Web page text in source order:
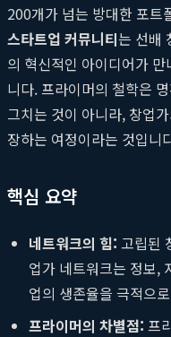
200개가 넘는 방대한 포트
스타트업 커뮤니티는 선배
의 혁신적인 아이디어가
니다. 프라이머의 철학은
그치는 것이 아니라, 창업
장하는 여정이라는 것입니
핵심 요약
네트워크의 힘: 고립된
업가 네트워크는 정보,
업의 생존율을 극적으
프라이머의 차별점: 프